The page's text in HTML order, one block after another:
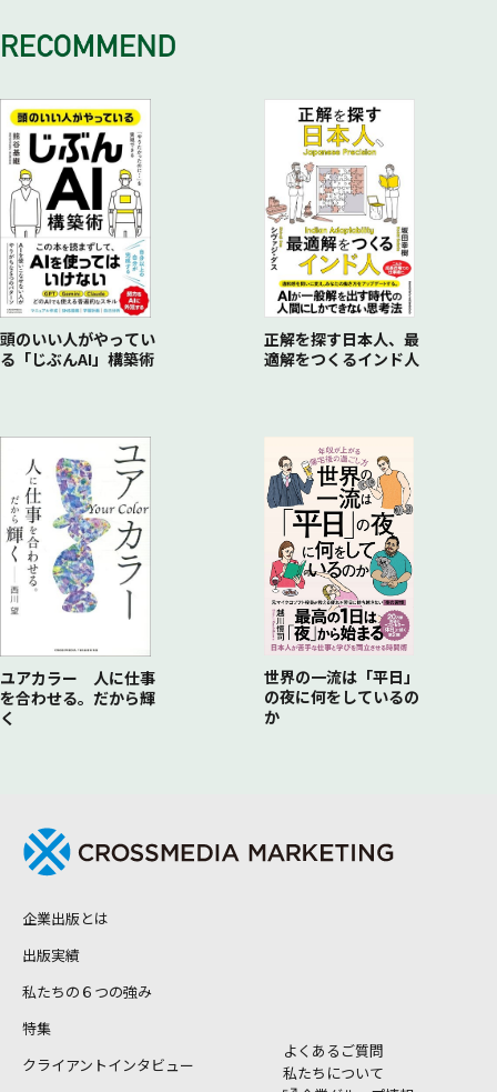
▪熱狂する自分を俯瞰する「冷めた自分」がいるか
▪成果がでなくてもへこたれない「フラれる勇気」があるか
▪広報としての姿勢は後天的に身につけられる
「フォーカス」すべきことをしっかり決めるコツ
▪「忙しいのに成果がでない」にならないために
▪「やること」の前に「やらないこと」が決まっていますか?
「不明確な要素」を減らせば大事なことに集中できる
▪広報の活動は「2つのこと」に集約できる
▪「どこまでやるか」を決めるから成長を実感できる
▪業務配分の黄金比は「3：6：1」
最短距離で成果をだせる「ゴール」の決め方
▪現状の課題から逆算して「ゴール」を決める
▪「質の低い露出」には要注意
▪「3つの数字」を意識して日々の行動目標を決める
▪広報活動の「効果」は広く捉えよう
▪いかなる情報発信にも「理由」がある
▪「自分の想い」を言葉にして情報を咀嚼する
「旬」な情報のインプットが広報スキルを向上させる
▪このうえなく学びのある『広報会議』は必読
▪SNSから広報の「今」を学ぶ
▪「広報スキル」が学べるTwitterおすすめアカウント
「経営者」からのインプットが情報発信を深いものにする
▪たった15分の電話相談が情報発信の「深み」を変えた
▪経営者が考える「過去・現在・未来」を聞く
もっとも価値ある情報はそれを「推している人」の声
▪それを「愛している人」の言葉がいちばん強い
▪「いまじゃないですね」と言われるのをどう防ぐか
「新発売」だけじゃない。覚えておきたい「ネタの種類」
▪ネタになる情報が見つかる「8つの入り口」
メディアに取り上げられるには「俯瞰力」と「編集力」が必要
▪その情報、「初見の人」が理解できますか?
▪ただ並べられた情報から「価値」を探してくれる人はいない
▪「いちばん面白いところ」だけが価値ある情報になる
▪贅肉を切り取って「筋肉」を付け足していく
「リリース未満」の情報も成果のために活用できる
▪リリースにするほどでもない情報を成果につなげる3つの方
法
▪「中途半端」を料理してネタに変えていく
▪「材料」が揃っていないのに料理を始めていませんか
▪急ぎじゃないことは「先延ばし」する
▪プレスリリースは配信プラットフォームを使い倒す
▪「PRTIMES」の便利な結果検証機能
▪「企業ページ」がこれまでの活動の集約になる
▪メディアとの接点をつくってくれる「ネタもと」というサー
ビス
▪便利なサービスは必要に応じて使い分ける
「社外の繋がり」の構築が広報活動の限界を取り払う
▪サポートやアドバイスをくれる「良き理解者」をつくる
▪社外の「第三者の意見」で解決することはたくさんある
▪ひとりだからこそ「＃ 」で繋がりを増やす
▪社外の繋がりをやがて「チーム」に変えていく
▪社内全員の「広報マインド」を育てる
▪「ひとり広報の分身」を社内で育成していく
▪「社内の協力」を得ることがもっとも効果的なタイムマネジ
メント
▪「私から聞いた話」だと思い出してもらうためにできること
「中の人」を知ることが関係性づくりの第一歩
▪繋がりたいと考えている人の「顔と名前」をわかっています
か?
▪メディアの「中の人」を見つける方法
▪メディアだけがリレーションづくりの対象ではない
相手に合わせた戦略的なコミュニケーションをとる
▪「クイック＆ショート」でメディアとの関係を深める
▪「同じ釜の飯を食う仲」は強いリレーションになる
▪あえて「アナログ」を選ぶから印象に残る
「会って話してみたい」と思われる人になるには
▪「第一印象」に力を注ぐ
▪「面白い話」こそ関係を構築する最強の武器
「自分」自身の広報活動が思わぬ成果を呼び込む
▪「自分を理解してもらえる場」としてのSNS活用
▪「真実性」が問われる時代
頭のいい人がやってい
る「じぶんAI」構築術
正解を探す日本人、最
適解をつくるインド人
ユアカラー 人に仕事
を合わせる。だから輝
く
世界の一流は「平日」
の夜に何をしているの
か
企業出版とは
出版実績
私たちの６つの強み
特集
クライアントインタビュー
よくあるご質問
私たちについて